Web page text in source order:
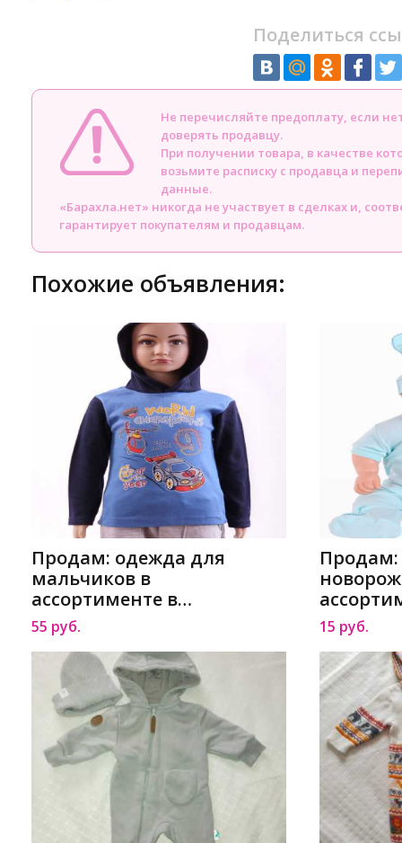
Поделиться
Не перечисляйте предоплату, если
доверять продавцу.
При получении товара, в качестве
возьмите расписку с продавца и
данные.
«Барахла.нет» никогда не участвует в сделках и,
гарантирует покупателям и продавцам.
Похожие объявления:
Продам: одежда для
мальчиков в
ассортименте в
Краснодаре
55 руб. 15 руб.